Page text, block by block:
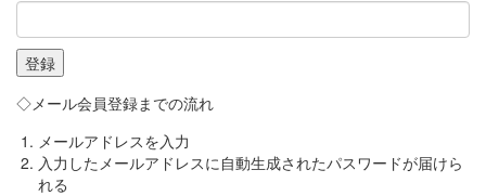
◇メール会員登録までの流れ
メールアドレスを入力
入力したメールアドレスに自動生成されたパスワードが届けら
れる